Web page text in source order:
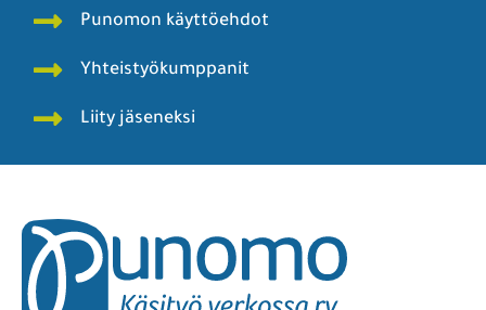
Punomon käyttöehdot
Yhteistyökumppanit
Liity jäseneksi